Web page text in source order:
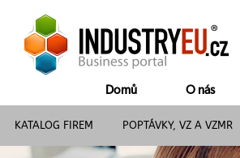
Domů O nás
KATALOG FIREM POPTÁVKY, VZ A VZMR